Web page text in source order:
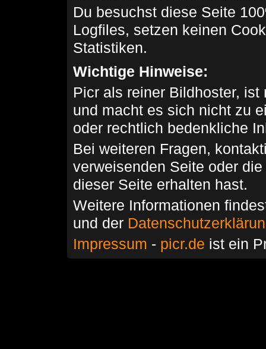
Du besuchst diese Seite
Logfiles, setzen keinen
Statistiken.
Wichtige Hinweise:
Picr als reiner Bildhoster,
und macht es sich nicht zu
oder rechtlich bedenkliche
Bei weiteren Fragen,
verweisenden Seite oder
dieser Seite erhalten hast.
Weitere Informationen
und der
Impressum - picr.de ist ein